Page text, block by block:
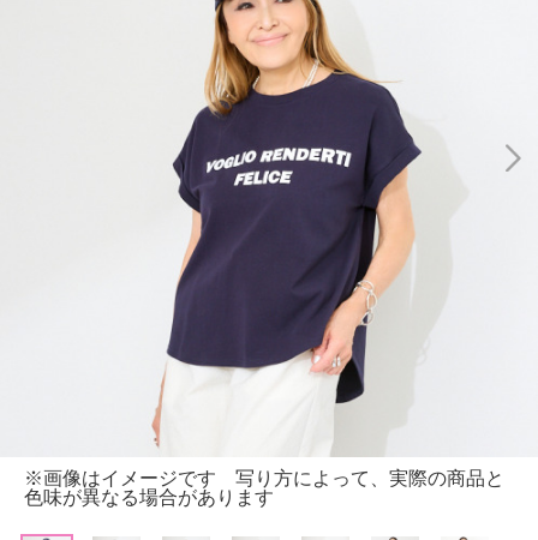
※画像はイメージです 写り方によって、実際の商品と
色味が異なる場合があります